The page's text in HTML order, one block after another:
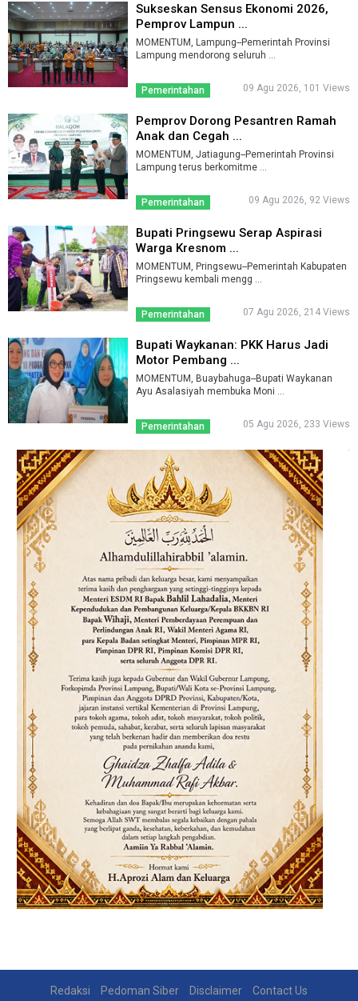
Sukseskan Sensus Ekonomi 2026,
Pemprov Lampun ...
MOMENTUM, Lampung--Pemerintah Provinsi
Pemerintahan 09 Agu 2026, 101 Views
Pemprov Dorong Pesantren Ramah
Anak dan Cegah ...
MOMENTUM, Jatiagung--Pemerintah Provinsi
Lampung terus berkomitme ...
Pemerintahan 09 Agu 2026, 92 Views
Bupati Pringsewu Serap Aspirasi
Warga Kresnom ...
MOMENTUM, Pringsewu--Pemerintah Kabupaten
Pringsewu kembali mengg ...
Pemerintahan 07 Agu 2026, 214 Views
Bupati Waykanan: PKK Harus Jadi
Motor Pembang ...
MOMENTUM, Buaybahuga--Bupati Waykanan
Ayu Asalasiyah membuka Moni ...
Pemerintahan 05 Agu 2026, 233 Views
Redaksi Pedoman Siber Disclaimer Contact Us